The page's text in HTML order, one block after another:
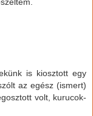
is kiosztott egy
az egész (ismert)
volt, kurucok-